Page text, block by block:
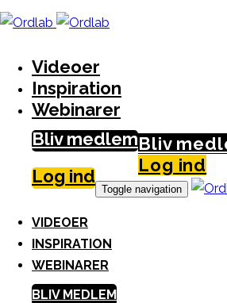
Skip
links
S
Videoer
Inspiration
Webinarer
Bliv medlem
Log ind
Bliv
Log ind
Toggle navigation
VIDEOER
INSPIRATION
WEBINARER
BLIV MEDLEM